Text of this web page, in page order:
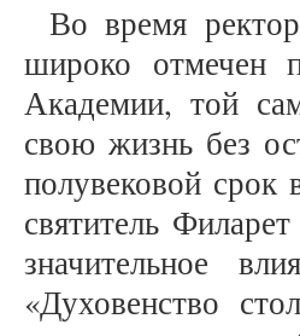
Во время
широко отмечен
Академии, той
свою жизнь без
полувековой срок
святитель
значительное
«Духовенство